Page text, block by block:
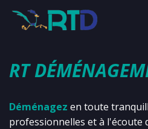
RT
Déménagez en toute
professionnelles et à l'écoute